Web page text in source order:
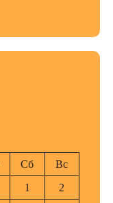
Сб
Вс
1
2